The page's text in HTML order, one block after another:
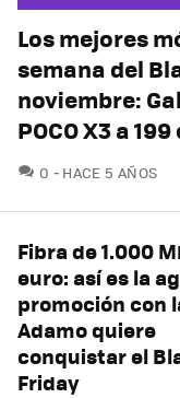
Los mejores
semana del
noviembre:
POCO X3 a
0 COMENTARIOS
HACE 5 AÑOS
Fibra de 1.000
euro: así es la
promoción con
Adamo quiere
conquistar el
Friday